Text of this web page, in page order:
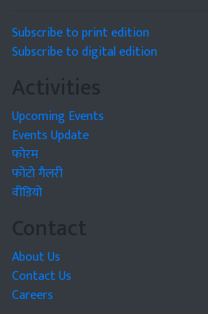
Subscribe to print edition
Subscribe to digital edition
Activities
Upcoming Events
Events Update
फोरम
फोटो गैलरी
वीडियो
Contact
About Us
Contact Us
Careers